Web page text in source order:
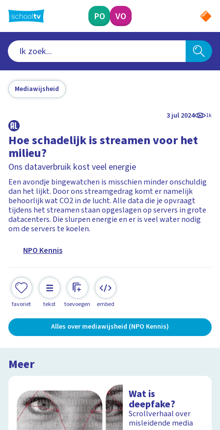
naar
hoofdinhoud
PO VO
Mediawijsheid
3 jul 2024 1k
Hoe schadelijk is streamen voor het
milieu?
Ons dataverbruik kost veel energie
Een avondje bingewatchen is misschien minder onschuldig
dan het lijkt. Door ons streamgedrag komt er namelijk
behoorlijk wat CO2 in de lucht. Alle data die je opvraagt
tijdens het streamen staan opgeslagen op servers in grote
datacenters. Die slurpen energie en er is veel water nodig
om de servers te koelen.
NPO Kennis
favoriet tekst toevoegen embed
Alles over mediawijsheid (NPO Kennis)
Meer
Wat is
deepfake?
Scrollverhaal over
misleidende media